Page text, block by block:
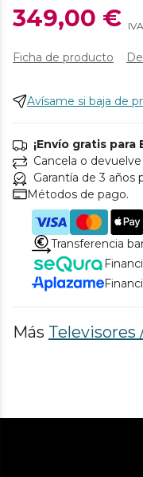
349,00 €
Ficha de producto
Avísame si baja de
¡Envío gratis para
Cancela o
Garantía de 3 años
Métodos de pago.
Transferencia
Más Televisores